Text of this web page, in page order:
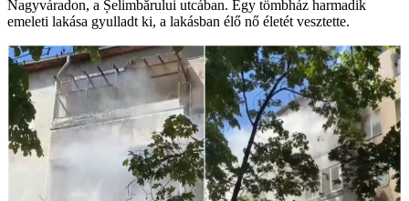
Nagyváradon, a Șelimbărului utcában. Egy tömbház harmadik
emeleti lakása gyulladt ki, a lakásban élő nő életét vesztette.